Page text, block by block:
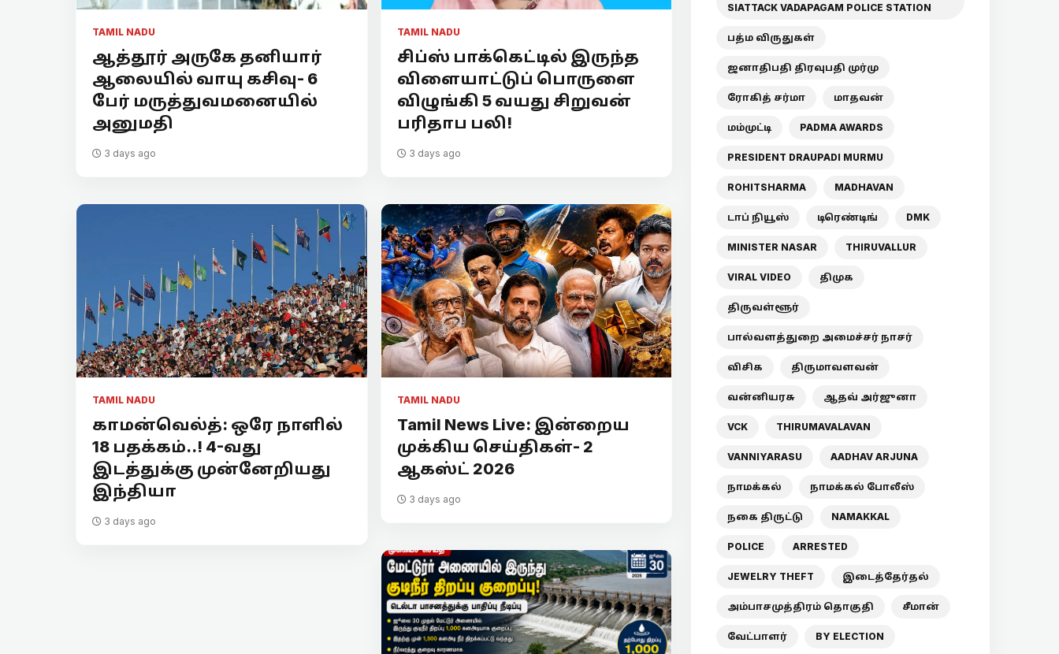
TAMIL NADU
ஆத்தூர் அருகே தனியார்
ஆலையில் வாயு கசிவு- 6
பேர் மருத்துவமனையில்
அனுமதி
3 days ago
TAMIL NADU
சிப்ஸ் பாக்கெட்டில் இருந்த
விளையாட்டுப் பொருளை
விழுங்கி 5 வயது சிறுவன்
பரிதாப பலி!
3 days ago
TAMIL NADU
காமன்வெல்த்: ஒரே நாளில்
18 பதக்கம்..! 4-வது
இடத்துக்கு முன்னேறியது
இந்தியா
3 days ago
TAMIL NADU
Tamil News Live: இன்றைய
முக்கிய செய்திகள்- 2
ஆகஸ்ட் 2026
3 days ago
SIATTACK VADAPAGAM POLICE STATION
பத்ம விருதுகள்
ஜனாதிபதி திரவுபதி முர்மு
ரோகித் சர்மா மாதவன்
மம்முட்டி PADMA AWARDS
PRESIDENT DRAUPADI MURMU
ROHITSHARMA MADHAVAN
டாப் நியூஸ் டிரெண்டிங் DMK
MINISTER NASAR THIRUVALLUR
VIRAL VIDEO திமுக
திருவள்ளூர்
பால்வளத்துறை அமைச்சர் நாசர்
விசிக திருமாவளவன்
வன்னியரசு ஆதவ் அர்ஜுனா
VCK THIRUMAVALAVAN
VANNIYARASU AADHAV ARJUNA
நாமக்கல் நாமக்கல் போலீஸ்
நகை திருட்டு NAMAKKAL
POLICE ARRESTED
JEWELRY THEFT இடைத்தேர்தல்
அம்பாசமுத்திரம் தொகுதி சீமான்
வேட்பாளர் BY ELECTION